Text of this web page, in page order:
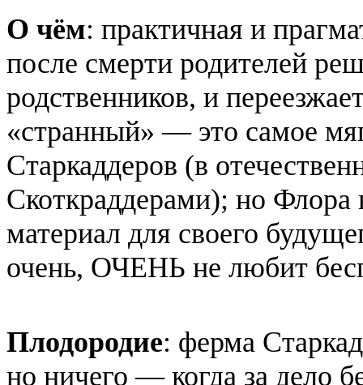
О чём: практичная и
после смерти родителей
родственников, и
«странный» — это самое
Старкаддеров (в
Скоткраддерами); но Флора
материал для своего
очень, ОЧЕНЬ не любит
Плодородие: ферма
но ничего — когда за дело